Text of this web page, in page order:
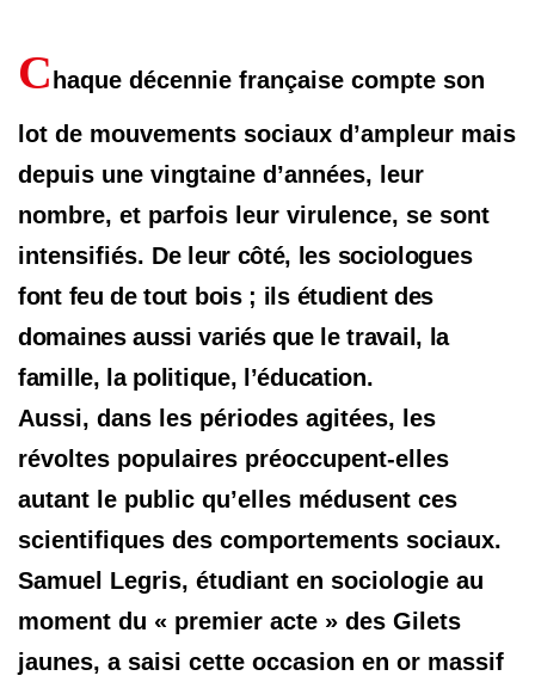
C haque décennie française compte son
lot de mouvements sociaux d’ampleur mais
depuis une vingtaine d’années, leur
nombre, et parfois leur virulence, se sont
intensifiés. De leur côté, les sociologues
font feu de tout bois ; ils étudient des
domaines aussi variés que le travail, la
famille, la politique, l’éducation.
Aussi, dans les périodes agitées, les
révoltes populaires préoccupent-elles
autant le public qu’elles médusent ces
scientifiques des comportements sociaux.
Samuel Legris, étudiant en sociologie au
moment du « premier acte » des Gilets
jaunes, a saisi cette occasion en or massif